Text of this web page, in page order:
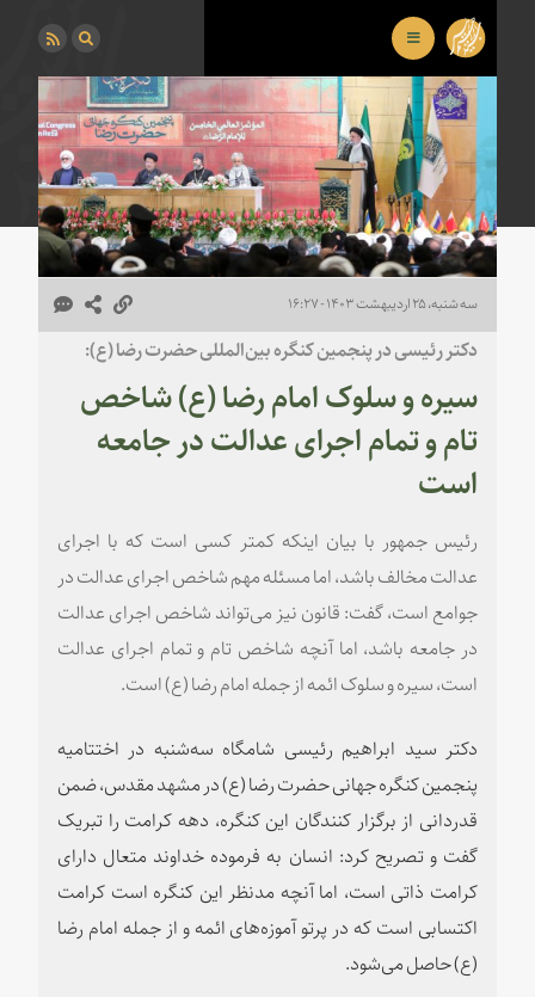
سه شنبه، ۲۵ اردیبهشت ۱۴۰۳ - ۱۶:۲۷
دکتر رئیسی در پنجمین کنگره بین‌المللی حضرت رضا (ع):
سیره و سلوک امام رضا (ع) شاخص
تام و تمام اجرای عدالت در جامعه
است
رئیس جمهور با بیان اینکه کمتر کسی است که با اجرای
عدالت مخالف باشد، اما مسئله مهم شاخص اجرای عدالت در
جوامع است، گفت: قانون نیز می‌تواند شاخص اجرای عدالت
در جامعه باشد، اما آنچه شاخص تام و تمام اجرای عدالت
است، سیره و سلوک ائمه از جمله امام رضا (ع) است.
دکتر سید ابراهیم رئیسی شامگاه سه‌شنبه در اختتامیه
پنجمین کنگره جهانی حضرت رضا (ع) در مشهد مقدس، ضمن
قدردانی از برگزار کنندگان این کنگره، دهه کرامت را تبریک
گفت و تصریح کرد: انسان به فرموده خداوند متعال دارای
کرامت ذاتی است، اما آنچه مدنظر این کنگره است کرامت
اکتسابی است که در پرتو آموزه‌های ائمه و از جمله امام رضا
(ع) حاصل می‌شود.